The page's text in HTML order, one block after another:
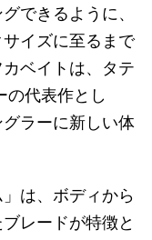
できるように、
イズに至るまで
ベイトは、タテ
の代表作とし
ラーに新しい体
は、ボディから
レードが特徴と